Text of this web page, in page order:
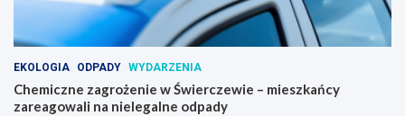
EKOLOGIA ODPADY WYDARZENIA
Chemiczne zagrożenie w Świerczewie – mieszkańcy
zareagowali na nielegalne odpady